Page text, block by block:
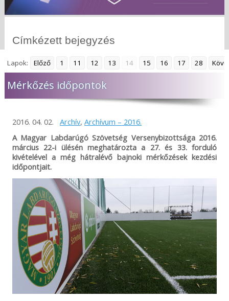
Címkézett bejegyzés
Lapok: Előző 1 11 12 13 14 15 16 17 28
Mérkőzés időpontok
2016. 04. 02. Archív, Archívum – 2016.
A Magyar Labdarúgó Szövetség Versenybizottsága 2016.
március 22-i ülésén meghatározta a 27. és 33. forduló
kivételével a még hátralévő bajnoki mérkőzések kezdési
időpontjait.